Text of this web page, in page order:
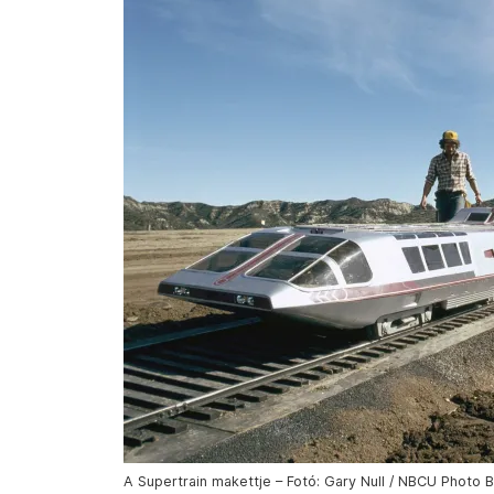
A Supertrain makettje – Fotó: Gary Null / NBCU Photo